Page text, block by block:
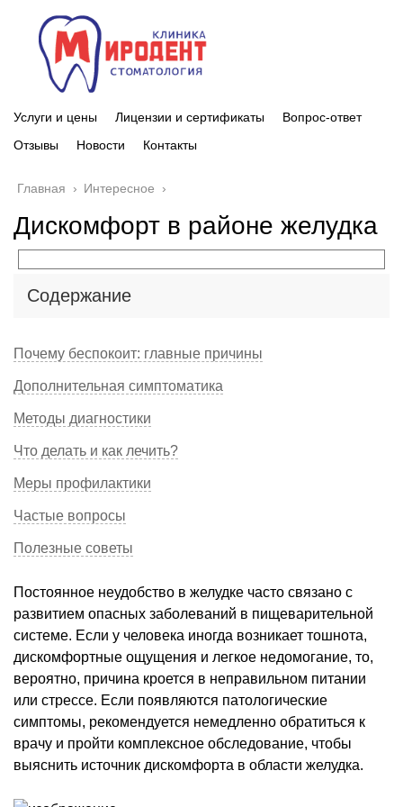
Услуги и цены Лицензии и сертификаты
Вопрос-ответ
Отзывы
Новости Контакты
Главная › Интересное ›
Дискомфорт в районе желудка
Содержание
Почему беспокоит: главные причины
Дополнительная симптоматика
Методы диагностики
Что делать и как лечить?
Меры профилактики
Частые вопросы
Полезные советы
Постоянное неудобство в желудке часто связано с
развитием опасных заболеваний в пищеварительной
системе. Если у человека иногда возникает тошнота,
дискомфортные ощущения и легкое недомогание, то,
вероятно, причина кроется в неправильном питании
или стрессе. Если появляются патологические
симптомы, рекомендуется немедленно обратиться к
врачу и пройти комплексное обследование, чтобы
выяснить источник дискомфорта в области желудка.